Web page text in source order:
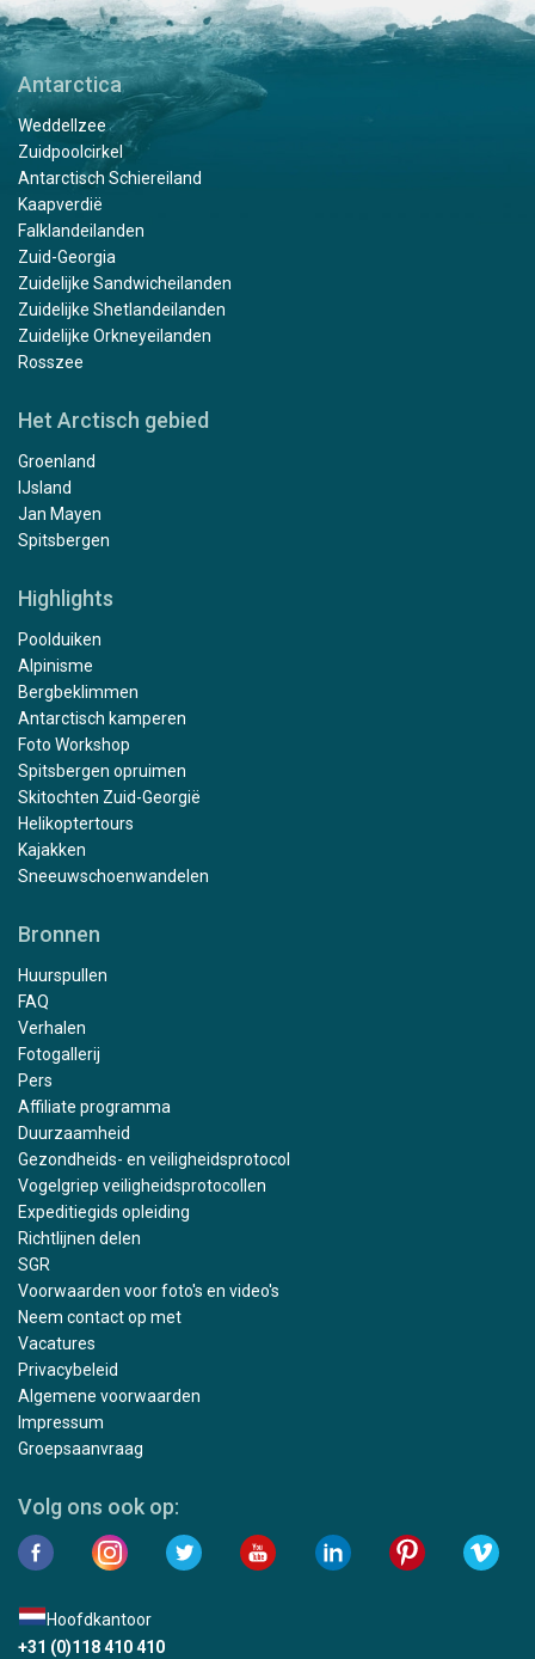
Antarctica
Weddellzee
Zuidpoolcirkel
Antarctisch Schiereiland
Kaapverdië
Falklandeilanden
Zuid-Georgia
Zuidelijke Sandwicheilanden
Zuidelijke Shetlandeilanden
Zuidelijke Orkneyeilanden
Rosszee
Het Arctisch gebied
Groenland
IJsland
Jan Mayen
Spitsbergen
Highlights
Poolduiken
Alpinisme
Bergbeklimmen
Antarctisch kamperen
Foto Workshop
Spitsbergen opruimen
Skitochten Zuid-Georgië
Helikoptertours
Kajakken
Sneeuwschoenwandelen
Bronnen
Huurspullen
FAQ
Verhalen
Fotogallerij
Pers
Affiliate programma
Duurzaamheid
Gezondheids- en veiligheidsprotocol
Vogelgriep veiligheidsprotocollen
Expeditiegids opleiding
Richtlijnen delen
SGR
Voorwaarden voor foto's en video's
Neem contact op met
Vacatures
Privacybeleid
Algemene voorwaarden
Impressum
Groepsaanvraag
Volg ons ook op:
Hoofdkantoor
+31 (0)118 410 410